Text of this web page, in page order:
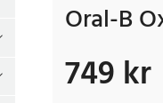
Oral-B
Pris :749 kr
749 kr